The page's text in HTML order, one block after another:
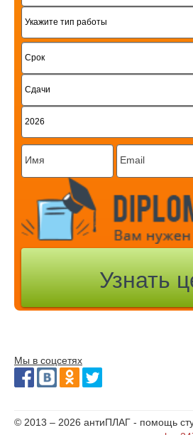
Мы в соцсетях
© 2013 – 2026 антиПЛАГ - помощь